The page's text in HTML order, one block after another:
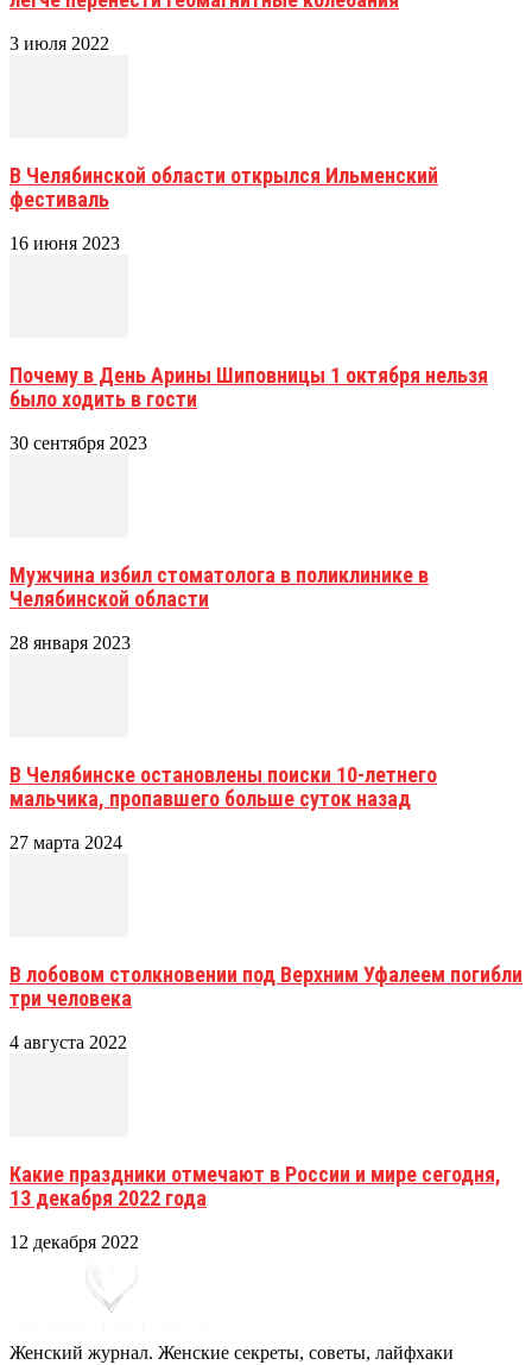
3 июля 2022
В Челябинской области открылся Ильменский
фестиваль
16 июня 2023
Почему в День Арины Шиповницы 1 октября нельзя
было ходить в гости
30 сентября 2023
Мужчина избил стоматолога в поликлинике в
Челябинской области
28 января 2023
В Челябинске остановлены поиски 10-летнего
мальчика, пропавшего больше суток назад
27 марта 2024
В лобовом столкновении под Верхним Уфалеем погибли
три человека
4 августа 2022
Какие праздники отмечают в России и мире сегодня,
13 декабря 2022 года
12 декабря 2022
Женский журнал. Женские секреты, советы, лайфхаки